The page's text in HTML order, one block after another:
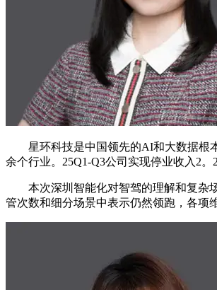
星环科技是中国领先的AI和大数据根本
余个行业。25Q1-Q3公司实现停业收入2
本次深圳智能化对智驾的理解和复杂场
管次数和细分场景中表示仍然领跑，各项